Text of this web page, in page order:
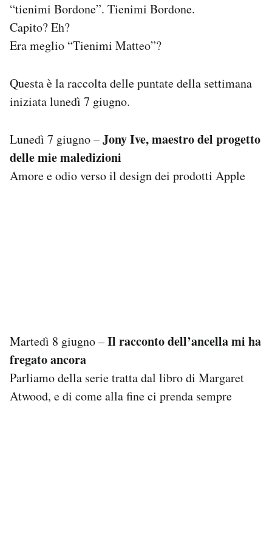
Regala il Post
Hai bisogno di aiuto?
Esci
“tienimi Bordone”. Tienimi Bordone.
Capito? Eh?
Era meglio “Tienimi Matteo”?
Questa è la raccolta delle puntate della settimana
iniziata lunedì 7 giugno.
Lunedì 7 giugno –Jony Ive, maestro del progetto
delle mie maledizioni
Amore e odio verso il design dei prodotti Apple
Martedì 8 giugno –Il racconto dell’ancella mi ha
fregato ancora
Parliamo della serie tratta dal libro di Margaret
Atwood, e di come alla fine ci prenda sempre